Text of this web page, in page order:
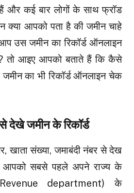
हैं और कई बार लोगों के साथ फ्रॉड
क्या आपको पता है की जमीन चाहे
आप उस जमीन का रिकॉर्ड ऑनलाइन
तो आइए आपको बताते हैं कि कैसे
का भी रिकॉर्ड ऑनलाइन चेक
देखे जमीन के रिकॉर्ड
खाता संख्या, जमाबंदी नंबर से देख
सबसे पहले अपने राज्य के
(Revenue department) के